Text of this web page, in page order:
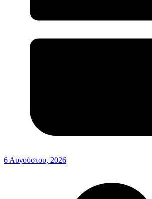
6 Αυγούστου, 2026